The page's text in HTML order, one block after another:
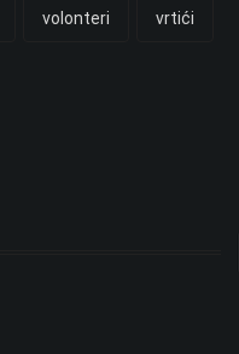
volonteri vrtići